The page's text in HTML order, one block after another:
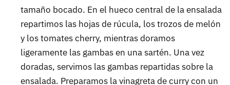
tamaño bocado. En el hueco central de la ensalada
repartimos las hojas de rúcula, los trozos de melón
y los tomates cherry, mientras doramos
ligeramente las gambas en una sartén. Una vez
doradas, servimos las gambas repartidas sobre la
ensalada. Preparamos la vinagreta de curry con un